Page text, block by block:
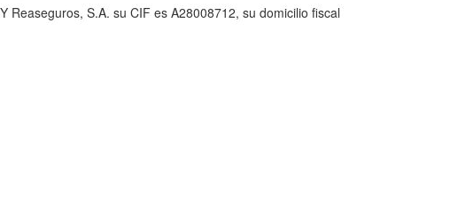
Reaseguros, S.A. su CIF es A28008712, su domicilio fiscal